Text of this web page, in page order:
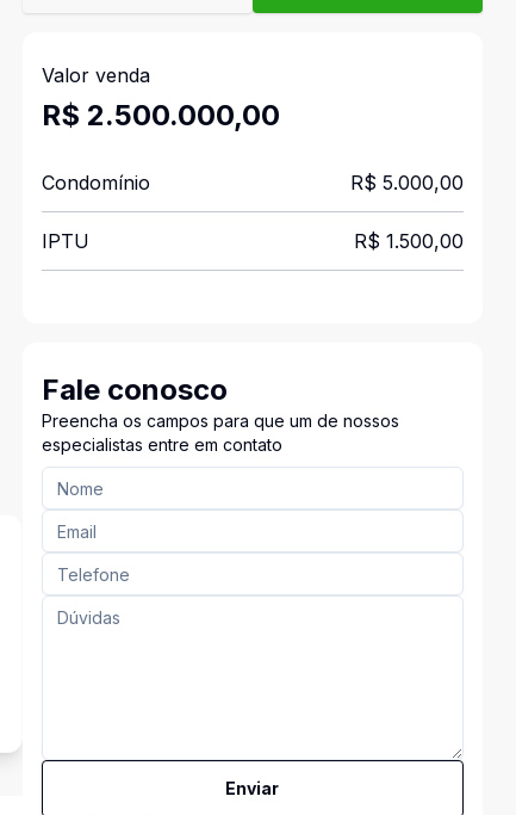
Valor venda
R$ 2.500.000,00
Condomínio R$ 5.000,00
IPTU R$ 1.500,00
Fale conosco
Preencha os campos para que um de nossos
especialistas entre em contato
Enviar